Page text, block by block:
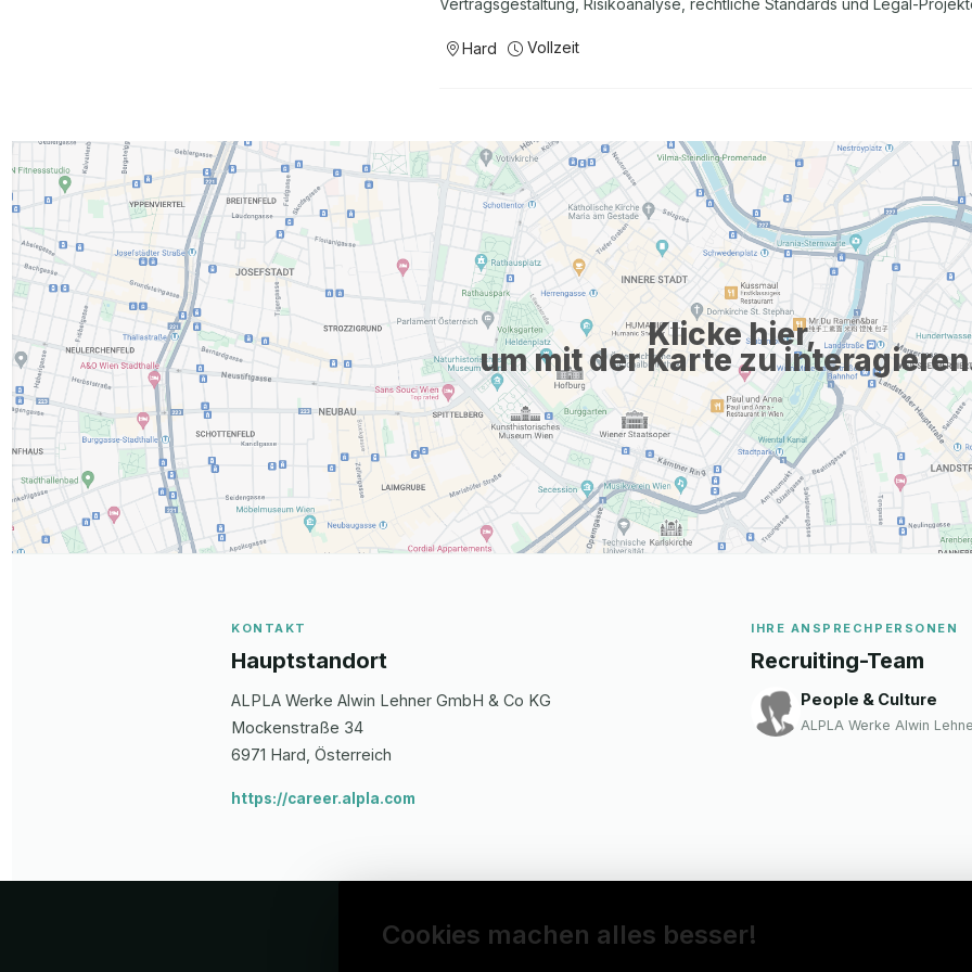
Vertragsgestaltung, Risikoanalyse, rechtliche Standards und Legal-
Hard Vollzeit
Klicke hier,
um mit der Karte zu
KONTAKT
Hauptstandort
ALPLA Werke Alwin Lehner GmbH & Co KG
Mockenstraße 34
6971 Hard , Österreich
https://career.alpla.com
IHRE ANSPRECHPERSONEN
Recruiting-Team
People & Culture
ALPLA Werke Alwin
Cookies machen alles besser!